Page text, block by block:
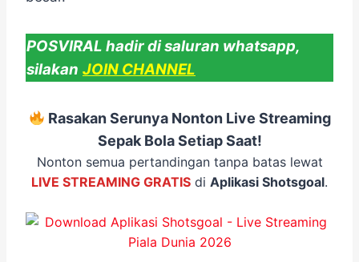
POSVIRAL hadir di saluran whatsapp,
silakan JOIN CHANNEL
Rasakan Serunya Nonton Live Streaming
Sepak Bola Setiap Saat!
Nonton semua pertandingan tanpa batas lewat
LIVE STREAMING GRATIS di Aplikasi Shotsgoal.